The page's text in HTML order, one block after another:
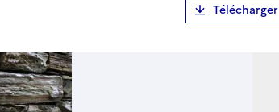
Télécharger